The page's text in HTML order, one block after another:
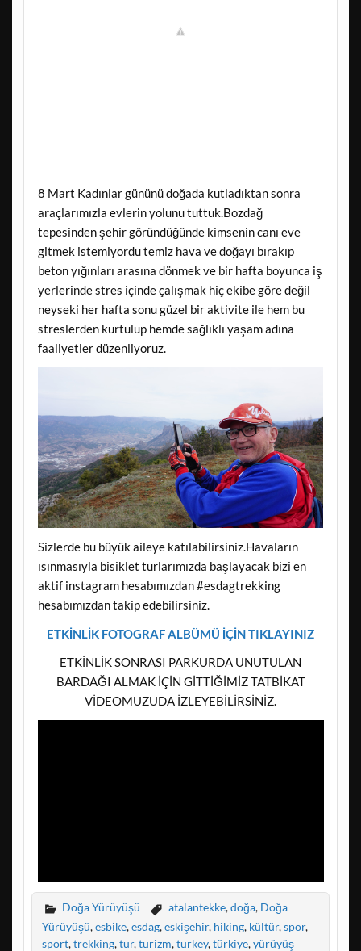
8 Mart Kadınlar gününü doğada kutladıktan sonra
araçlarımızla evlerin yolunu tuttuk.Bozdağ
tepesinden şehir göründüğünde kimsenin canı eve
gitmek istemiyordu temiz hava ve doğayı bırakıp
beton yığınları arasına dönmek ve bir hafta boyunca iş
yerlerinde stres içinde çalışmak hiç ekibe göre değil
neyseki her hafta sonu güzel bir aktivite ile hem bu
streslerden kurtulup hemde sağlıklı yaşam adına
faaliyetler düzenliyoruz.
Sizlerde bu büyük aileye katılabilirsiniz.Havaların
ısınmasıyla bisiklet turlarımızda başlayacak bizi en
aktif instagram hesabımızdan #esdagtrekking
hesabımızdan takip edebilirsiniz.
ETKİNLİK FOTOGRAF ALBÜMÜ İÇİN TIKLAYINIZ
ETKİNLİK SONRASI PARKURDA UNUTULAN
BARDAĞI ALMAK İÇİN GİTTİĞİMİZ TATBİKAT
VİDEOMUZUDA İZLEYEBİLİRSİNİZ.
Doğa Yürüyüşü atalantekke,doğa, Doğa
Yürüyüşü,esbike,esdag,eskişehir, hiking, kültür,spor,
sport,trekking,tur,turizm,turkey,türkiye,yürüyüş